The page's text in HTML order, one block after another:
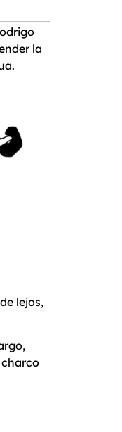
la
lejos,